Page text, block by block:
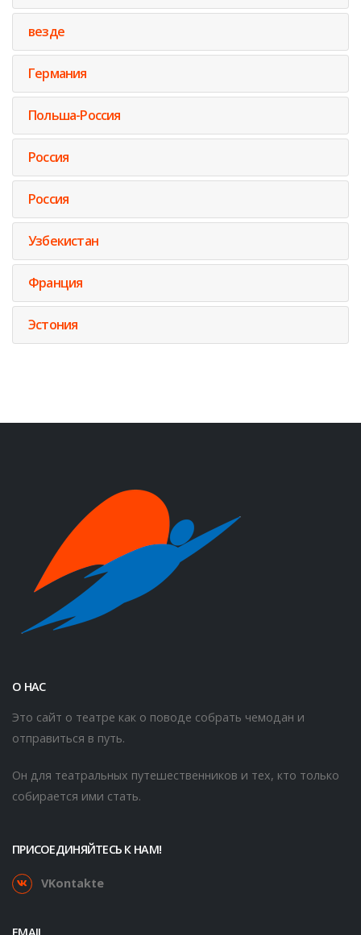
везде
Германия
Польша-Россия
Россия
Россия
Узбекистан
Франция
Эстония
О НАС
Это сайт о театре как о поводе собрать чемодан и
отправиться в путь.
Он для театральных путешественников и тех, кто только
собирается ими стать.
ПРИСОЕДИНЯЙТЕСЬ К НАМ!
VKontakte